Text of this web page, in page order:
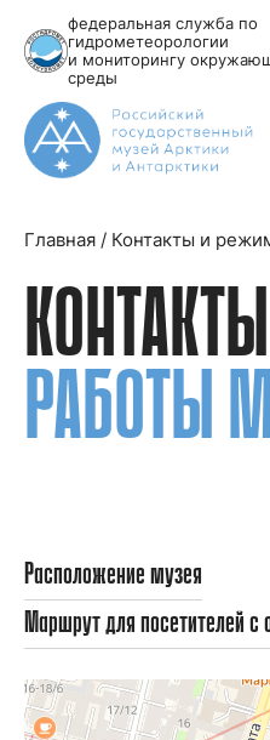
федеральная служба по
гидрометеорологии
и мониторингу
среды
Главная / Контакты и
РАБОТЫ
Расположение музея
Маршрут для посетителей с
Санкт‑Петербург
Улица Марата, 24А — Яндекс